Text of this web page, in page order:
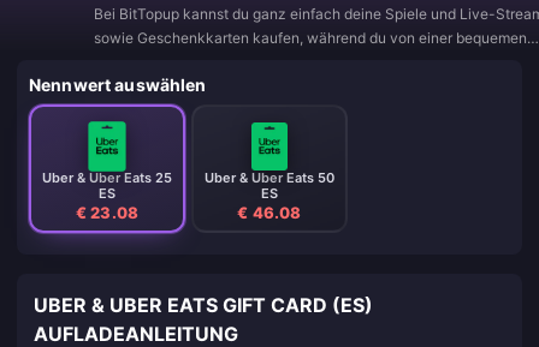
Bei BitTopup kannst du ganz einfach deine Spiele und Live-
sowie Geschenkkarten kaufen, während du von einer bequemen
Nennwert auswählen
Uber & Uber Eats 25
ES
€ 23.08
Uber & Uber Eats 50
ES
€ 46.08
UBER & UBER EATS GIFT CARD (ES)
AUFLADEANLEITUNG